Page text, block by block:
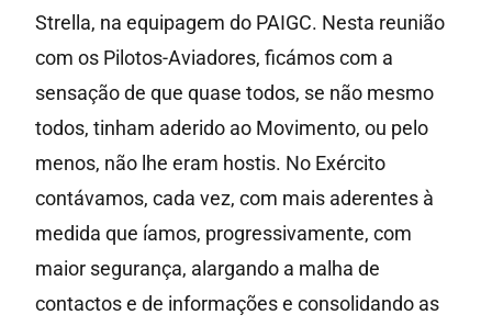
Strella, na equipagem do PAIGC. Nesta reunião
com os Pilotos-Aviadores, ficámos com a
sensação de que quase todos, se não mesmo
todos, tinham aderido ao Movimento, ou pelo
menos, não lhe eram hostis. No Exército
contávamos, cada vez, com mais aderentes à
medida que íamos, progressivamente, com
maior segurança, alargando a malha de
contactos e de informações e consolidando as